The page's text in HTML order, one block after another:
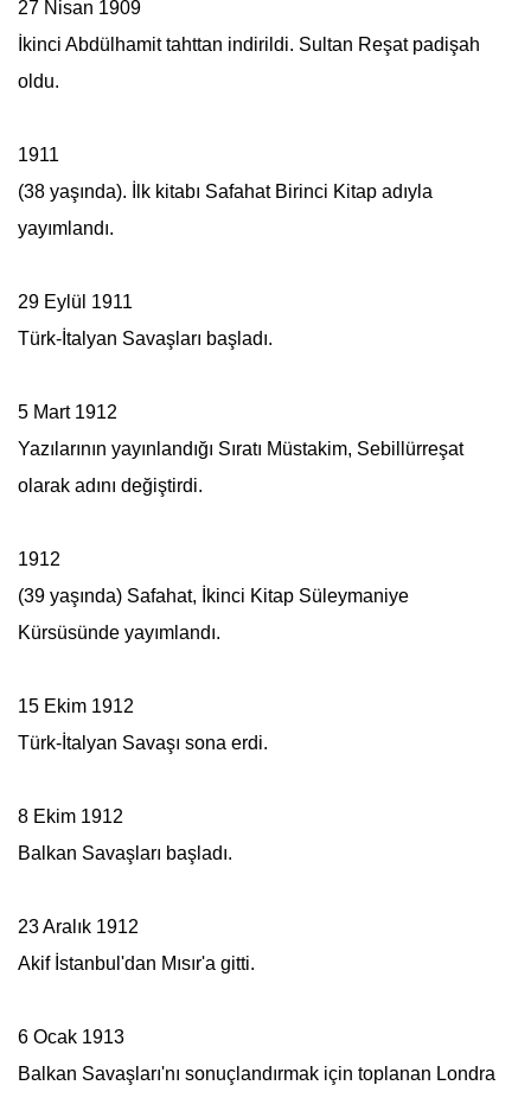
27 Nisan 1909
İkinci Abdülhamit tahttan indirildi. Sultan Reşat padişah
oldu.
1911
(38 yaşında). İlk kitabı Safahat Birinci Kitap adıyla
yayımlandı.
29 Eylül 1911
Türk-İtalyan Savaşları başladı.
5 Mart 1912
Yazılarının yayınlandığı Sıratı Müstakim, Sebillürreşat
olarak adını değiştirdi.
1912
(39 yaşında) Safahat, İkinci Kitap Süleymaniye
Kürsüsünde yayımlandı.
15 Ekim 1912
Türk-İtalyan Savaşı sona erdi.
8 Ekim 1912
Balkan Savaşları başladı.
23 Aralık 1912
Akif İstanbul'dan Mısır'a gitti.
6 Ocak 1913
Balkan Savaşları'nı sonuçlandırmak için toplanan Londra